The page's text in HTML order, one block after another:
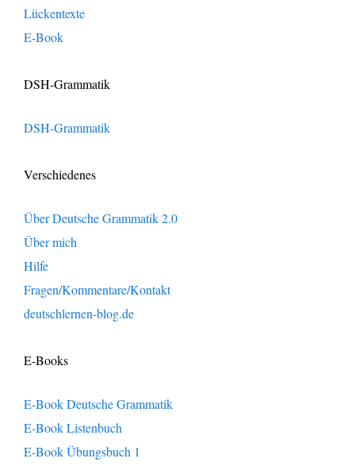
Lückentexte
E-Book
DSH-Grammatik
DSH-Grammatik
Verschiedenes
Über Deutsche Grammatik 2.0
Über mich
Hilfe
Fragen/Kommentare/Kontakt
deutschlernen-blog.de
E-Books
E-Book Deutsche Grammatik
E-Book Listenbuch
E-Book Übungsbuch 1